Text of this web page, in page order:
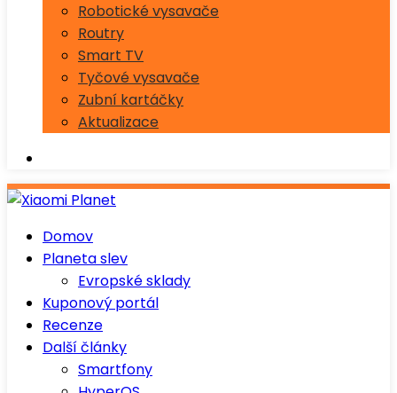
Robotické vysavače
Routry
Smart TV
Tyčové vysavače
Zubní kartáčky
Aktualizace
Domov
Planeta slev
Evropské sklady
Kuponový portál
Recenze
Další články
Smartfony